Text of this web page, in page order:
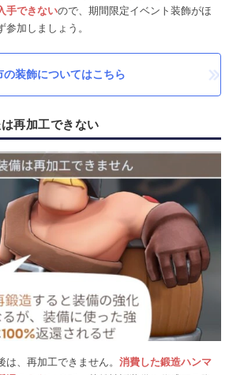
手できないので、期間限定イベント装飾がほ
加しましょう。
の装飾についてはこちら
再加工できない
、再加工できません。 消費した鍛造ハンマ